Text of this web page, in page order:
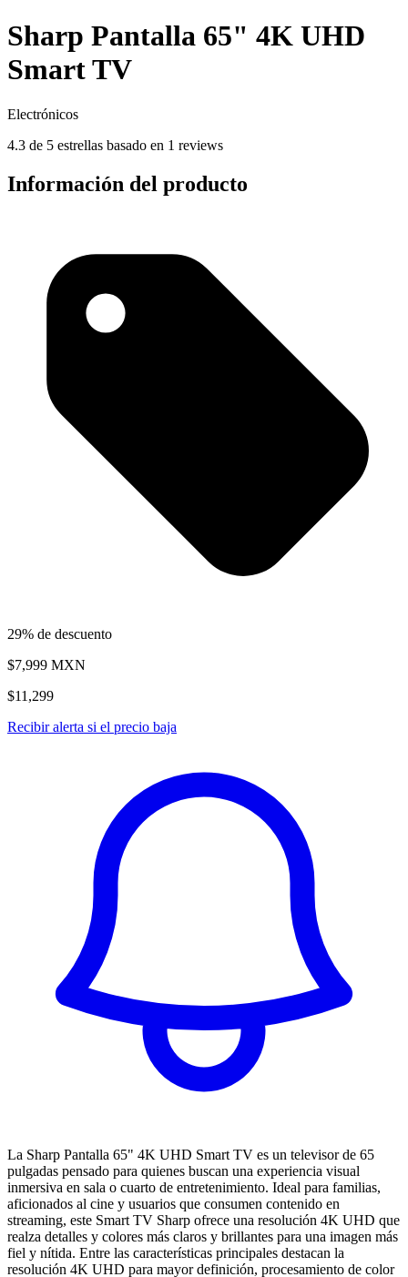
Sharp Pantalla 65" 4K UHD
Smart TV
Electrónicos
4.3 de 5 estrellas basado en 1 reviews
Información del producto
29% de descuento
$7,999 MXN
$11,299
Recibir alerta si el precio baja
La Sharp Pantalla 65" 4K UHD Smart TV es un televisor de 65
pulgadas pensado para quienes buscan una experiencia visual
inmersiva en sala o cuarto de entretenimiento. Ideal para familias,
aficionados al cine y usuarios que consumen contenido en
streaming, este Smart TV Sharp ofrece una resolución 4K UHD que
realza detalles y colores más claros y brillantes para una imagen más
fiel y nítida. Entre las características principales destacan la
resolución 4K UHD para mayor definición, procesamiento de color